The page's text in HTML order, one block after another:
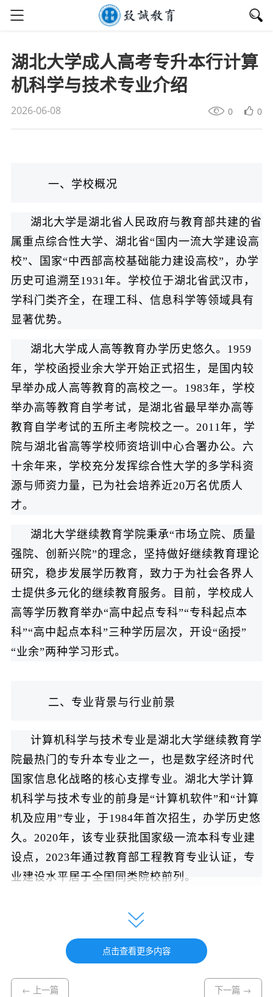
湖北大学成人高考专升本行计算
机科学与技术专业介绍
2026-06-08 0 0
一、学校概况
湖北大学是湖北省人民政府与教育部共建的省
属重点综合性大学、湖北省“国内一流大学建设高
校”、国家“中西部高校基础能力建设高校”，办学
历史可追溯至1931年。学校位于湖北省武汉市，
学科门类齐全，在理工科、信息科学等领域具有
显著优势。
湖北大学成人高等教育办学历史悠久。1959
年，学校函授业余大学开始正式招生，是国内较
早举办成人高等教育的高校之一。1983年，学校
举办高等教育自学考试，是湖北省最早举办高等
教育自学考试的五所主考院校之一。2011年，学
院与湖北省高等学校师资培训中心合署办公。六
十余年来，学校充分发挥综合性大学的多学科资
源与师资力量，已为社会培养近20万名优质人
才。
湖北大学继续教育学院秉承“市场立院、质量
强院、创新兴院”的理念，坚持做好继续教育理论
研究，稳步发展学历教育，致力于为社会各界人
士提供多元化的继续教育服务。目前，学校成人
高等学历教育举办“高中起点专科”“专科起点本
科”“高中起点本科”三种学历层次，开设“函授”
“业余”两种学习形式。
二、专业背景与行业前景
计算机科学与技术专业是湖北大学继续教育学
院最热门的专升本专业之一，也是数字经济时代
国家信息化战略的核心支撑专业。湖北大学计算
机科学与技术专业的前身是“计算机软件”和“计算
机及应用”专业，于1984年首次招生，办学历史悠
久。2020年，该专业获批国家级一流本科专业建
设点，2023年通过教育部工程教育专业认证，专
业建设水平居于全国同类院校前列。
新技术在社会各领域的深入渗透，计算机技术已
成为推动经济社会发展的核心驱动力。数字产业
化与产业数字化进程加速推进，市场对计算机专
业人才的需求持续走高。从大型互联网科技公司
点击查看更多内容
← 上一篇 下一篇 →